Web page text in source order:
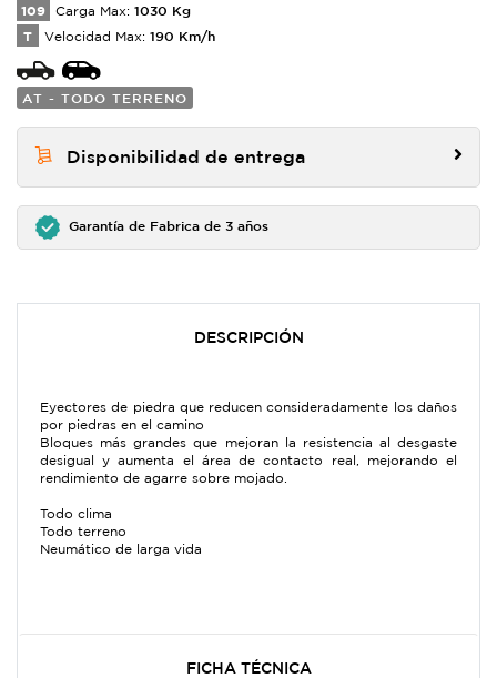
109 Carga Max: 1030 Kg
T Velocidad Max: 190 Km/h
AT - TODO TERRENO
Disponibilidad de entrega
Garantía de Fabrica de 3 años
DESCRIPCIÓN
Eyectores de piedra que reducen consideradamente los daños
por piedras en el camino
Bloques más grandes que mejoran la resistencia al desgaste
desigual y aumenta el área de contacto real, mejorando el
rendimiento de agarre sobre mojado.
Todo clima
Todo terreno
Neumático de larga vida
FICHA TÉCNICA